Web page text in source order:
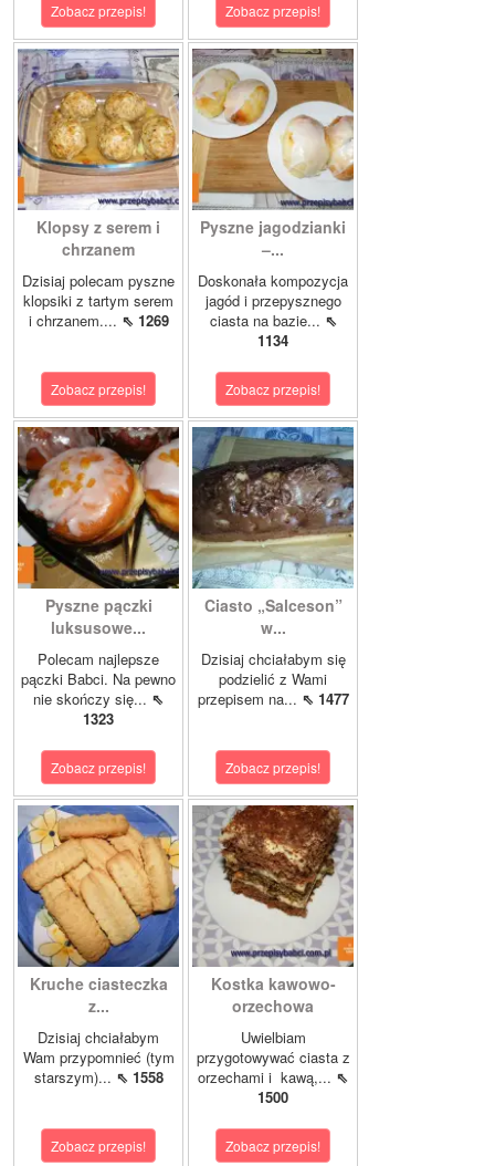
Zobacz przepis! Zobacz przepis!
Klopsy z serem i
chrzanem
Dzisiaj polecam pyszne
klopsiki z tartym serem
i chrzanem.... ⇖ 1269
Zobacz przepis!
Pyszne jagodzianki
–...
Doskonała kompozycja
jagód i przepysznego
ciasta na bazie... ⇖
1134
Zobacz przepis!
Pyszne pączki
luksusowe...
Polecam najlepsze
pączki Babci. Na pewno
nie skończy się... ⇖
1323
Zobacz przepis!
Ciasto „Salceson”
w...
Dzisiaj chciałabym się
podzielić z Wami
przepisem na... ⇖ 1477
Zobacz przepis!
Kruche ciasteczka
z...
Dzisiaj chciałabym
Wam przypomnieć (tym
starszym)... ⇖ 1558
Zobacz przepis!
Kostka kawowo-
orzechowa
Uwielbiam
przygotowywać ciasta z
orzechami i kawą,... ⇖
1500
Zobacz przepis!